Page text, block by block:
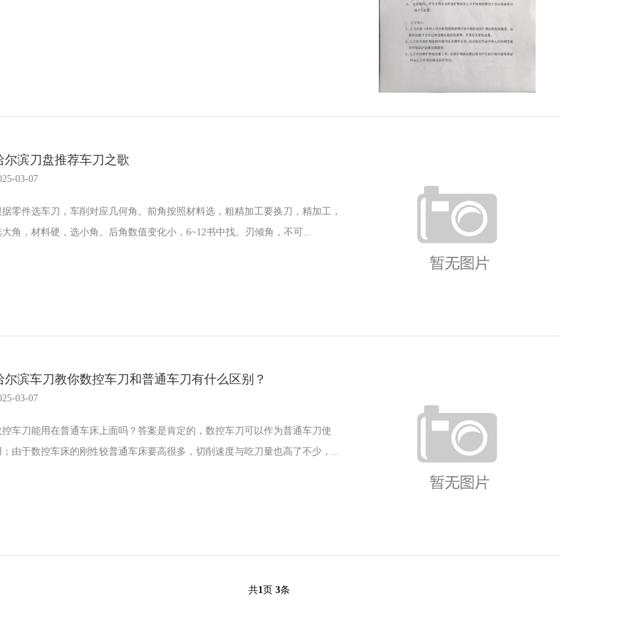
尔滨刀盘推荐车刀之歌
03-07
据零件选车刀，车削对应几何角。前角按照材料选，粗精加工要换刀，精加工，
大角，材料硬，选小角。后角数值变化小，6~12书中找。刃倾角，不可...
尔滨车刀教你数控车刀和普通车刀有什么区别？
03-07
控车刀能用在普通车床上面吗？答案是肯定的，数控车刀可以作为普通车刀使
；由于数控车床的刚性较普通车床要高很多，切削速度与吃刀量也高了不少，...
共1页 3条